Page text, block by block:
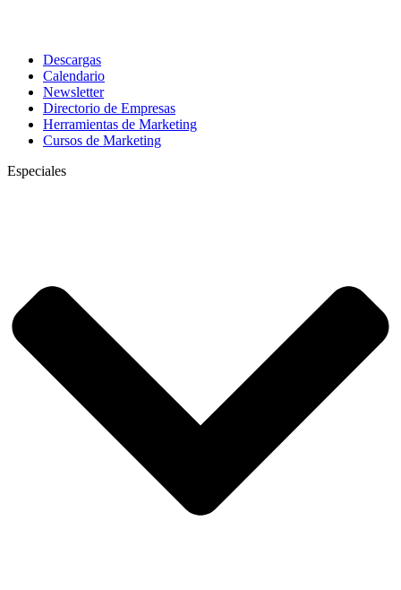
Descargas
Calendario
Newsletter
Directorio de Empresas
Herramientas de Marketing
Cursos de Marketing
Especiales